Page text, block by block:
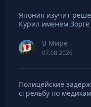
Япония изучит
Курил именем Зорге
В Мире
07.08.2026
Полицейские
стрельбу по медикам